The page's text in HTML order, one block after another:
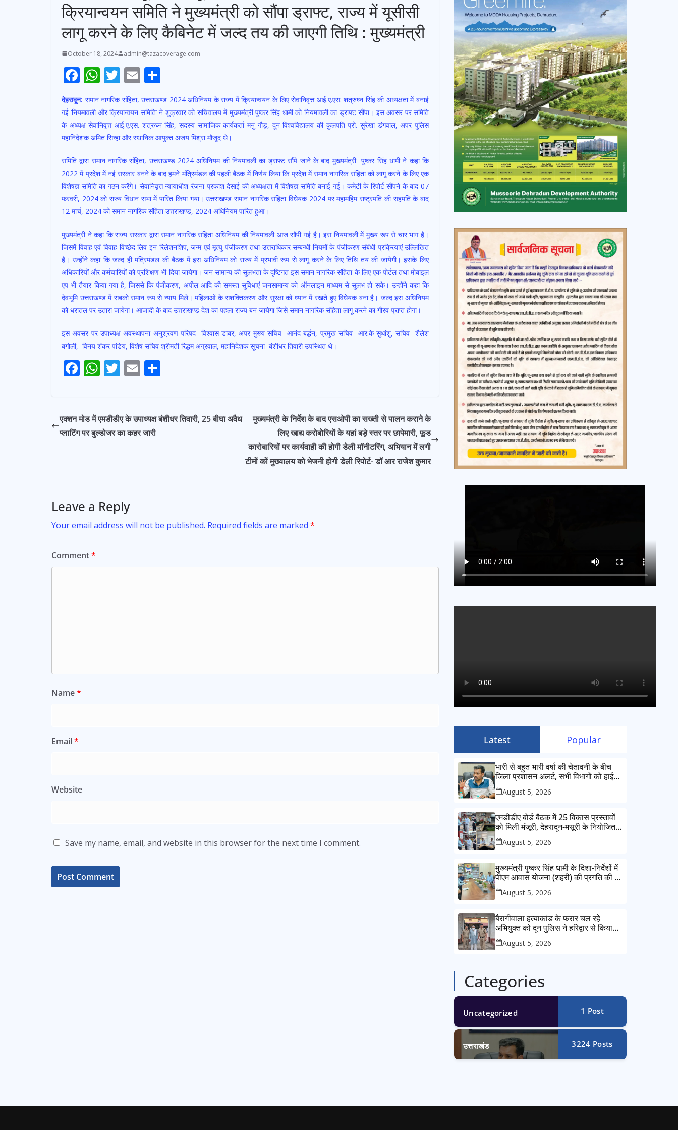
क्रियान्वयन समिति ने मुख्यमंत्री को सौंपा ड्राफ्ट, राज्य में यूसीसी
लागू करने के लिए कैबिनेट में जल्द तय की जाएगी तिथि : मुख्यमंत्री
October 18, 2024 admin@tazacoverage.com
F
ac
e
b
o
o
k
W
h
at
s
A
p
p
T
w
itt
er
E
m
ai
l
ar
e
देहरादून: समान नागरिक संहिता, उत्तराखण्ड 2024 अधिनियम के राज्य में क्रियान्वयन के लिए सेवानिवृत्त आई.ए.एस. शत्रुघ्न सिंह की अध्यक्षता में बनाई
गई ‘नियमावली और क्रियान्वयन समिति’ ने शुक्रवार को सचिवालय में मुख्यमंत्री पुष्कर सिंह धामी को नियमावली का ड्राफ्ट सौंपा। इस अवसर पर समिति
के अध्यक्ष सेवानिवृत्त आई.ए.एस. शत्रुघ्न सिंह, सदस्य सामाजिक कार्यकर्ता मनु गौड़, दून विश्वविद्यालय की कुलपति प्रो. सुरेखा डंगवाल, अपर पुलिस
महानिदेशक अमित सिन्हा और स्थानिक आयुक्त अजय मिश्रा मौजूद थे।
समिति द्वारा समान नागरिक संहिता, उत्तराखण्ड 2024 अधिनियम की नियमावली का ड्राफ्ट सौंपे जाने के बाद मुख्यमंत्री पुष्कर सिंह धामी ने कहा कि
2022 में प्रदेश में नई सरकार बनने के बाद हमने मंत्रिमंडल की पहली बैठक में निर्णय लिया कि प्रदेश में समान नागरिक संहिता को लागू करने के लिए एक
विशेषज्ञ समिति का गठन करेंगे। सेवानिवृत्त न्यायाधीश रंजना प्रकाश देसाई की अध्यक्षता में विशेषज्ञ समिति बनाई गई। कमेटी के रिपोर्ट सौंपने के बाद 07
फरवरी, 2024 को राज्य विधान सभा में पारित किया गया। उत्तराखण्ड समान नागरिक संहिता विधेयक 2024 पर महामहिम राष्ट्रपति की सहमति के बाद
12 मार्च, 2024 को समान नागरिक संहिता उत्तराखण्ड, 2024 अधिनियम पारित हुआ।
मुख्यमंत्री ने कहा कि राज्य सरकार द्वारा समान नागरिक संहिता अधिनियम की नियमावली आज सौंपी गई है। इस नियमावली में मुख्य रूप से चार भाग है।
जिसमें विवाह एवं विवाह-विच्छेद लिव-इन रिलेशनशिप, जन्म एवं मृत्यु पंजीकरण तथा उत्तराधिकार सम्बन्धी नियमों के पंजीकरण संबंधी प्रक्रियाएं उल्लिखित
है। उन्होंने कहा कि जल्द ही मंत्रिमंडल की बैठक में इस अधिनियम को राज्य में प्रभावी रूप से लागू करने के लिए तिथि तय की जायेगी। इसके लिए
अधिकारियों और कर्मचारियों को प्रशिक्षण भी दिया जायेगा। जन सामान्य की सुलभता के दृष्टिगत इस समान नागरिक संहिता के लिए एक पोर्टल तथा मोबाइल
एप भी तैयार किया गया है, जिससे कि पंजीकरण, अपील आदि की समस्त सुविधाएं जनसामान्य को ऑनलाइन माध्यम से सुलभ हो सके। उन्होंने कहा कि
देवभूमि उत्तराखण्ड में सबको समान रूप से न्याय मिले। महिलाओं के सशक्तिकरण और सुरक्षा को ध्यान में रखते हुए विधेयक बना है। जल्द इस अधिनियम
को धरातल पर उतारा जायेगा। आजादी के बाद उत्तराखण्ड देश का पहला राज्य बन जायेगा जिसे समान नागरिक संहिता लागू करने का गौरव प्राप्त होगा।
इस अवसर पर उपाध्यक्ष अवस्थापना अनुश्रवण परिषद विश्वास डाबर, अपर मुख्य सचिव आनंद बर्द्धन, प्रमुख सचिव आर.के सुधांशु, सचिव शैलेश
बगोली, विनय शंकर पांडेय, विशेष सचिव श्रीमती रिद्धम अग्रवाल, महानिदेशक सूचना बंशीधर तिवारी उपस्थित थे।
Continue
Reading
F
ac
b
o
W
h
s
A
T
w
er
E
m
l e
एक्शन मोड में एमडीडीए के उपाध्यक्ष बंशीधर तिवारी, 25 बीघा अवैध
प्लाटिंग पर बुल्डोजर का कहर जारी
मुख्यमंत्री के निर्देश के बाद एसओपी का सख्ती से पालन कराने के
लिए खाद्य करोबोेरियों के यहां बड़े स्तर पर छापेमारी, फूड
कारोबारियों पर कार्यवाही की होगी डेली मॉनीटरिंग, अभियान में लगी
टीमों कों मुख्यालय को भेजनी होगी डेली रिपोर्ट- डॉ आर राजेश कुमार
Leave a Reply
Your email address will not be published. Required fields are marked *
Comment*
Name*
Email*
Website
Save my name, email, and website in this browser for the next time I comment.
Latest Popular
भारी से बहुत भारी वर्षा की चेतावनी के बीच
जिला प्रशासन अलर्ट, सभी विभागों को हाई
अलर्ट पर रहने के निर्देश
August 5, 2026
एमडीडीए बोर्ड बैठक में 25 विकास प्रस्तावों
को मिली मंजूरी, देहरादून-मसूरी के नियोजित
विकास को मिलेगी रफ्तार
August 5, 2026
मुख्यमंत्री पुष्कर सिंह धामी के दिशा-निर्देशों में
पीएम आवास योजना (शहरी) की प्रगति की हुई
समीक्षा
August 5, 2026
बैरागीवाला हत्याकांड के फरार चल रहे
अभियुक्त को दून पुलिस ने हरिद्वार से किया
गिरफ्तार
August 5, 2026
Categories
Uncategorized 1 Post
उत्तराखंड 3224 Posts